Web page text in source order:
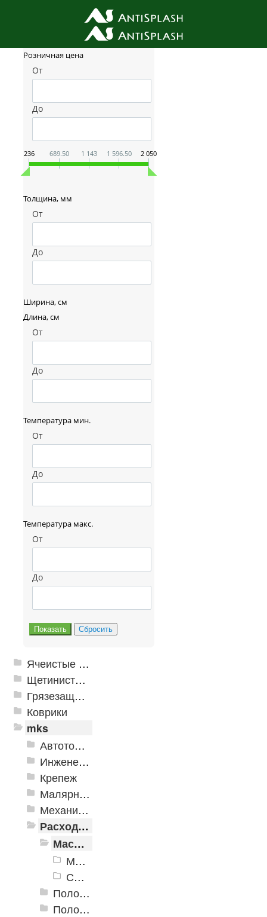
Фильтр товаров
Розничная цена
От
До
236 689.50 1 143 1 596.50 2 050
Толщина, мм
От
До
Ширина, см
Длина, см
От
До
Температура мин.
От
До
Температура макс.
От
До
Ячеистые грязезащитные покрытия
Щетинистые покрытия
Грязезащитные, влаговпитывающие покрытия
Коврики
mks
Автотовары
Инженерная сантехника и инструменты
Крепеж
Малярно-штукатурные инструменты
Механизированные инструменты
Расходные инструменты
Масла и смазки
Масла
Смазки
Полотна для лобзиков и сабельных пил
Полотна для реноватора